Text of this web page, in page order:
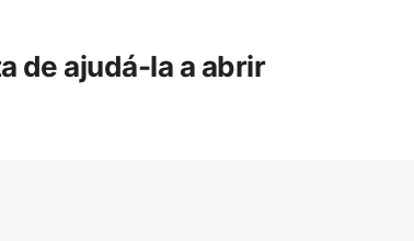
de ajudá-la a abrir